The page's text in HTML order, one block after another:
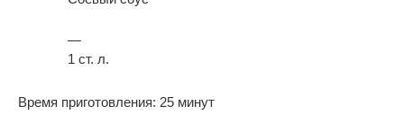
—
1 ст. л.
Время приготовления: 25 минут